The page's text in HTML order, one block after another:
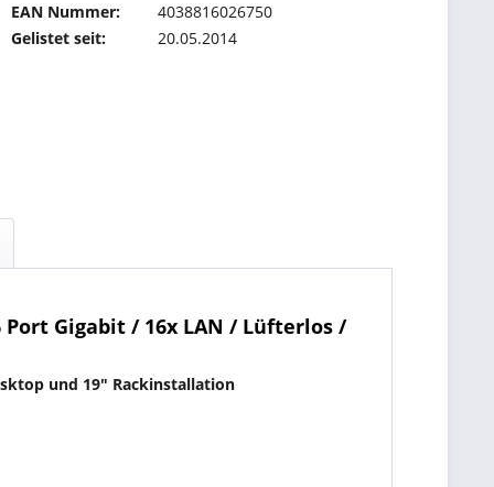
EAN Nummer:
4038816026750
Gelistet seit:
20.05.2014
Gigabit / 16x LAN / Lüfterlos /
und 19" Rackinstallation